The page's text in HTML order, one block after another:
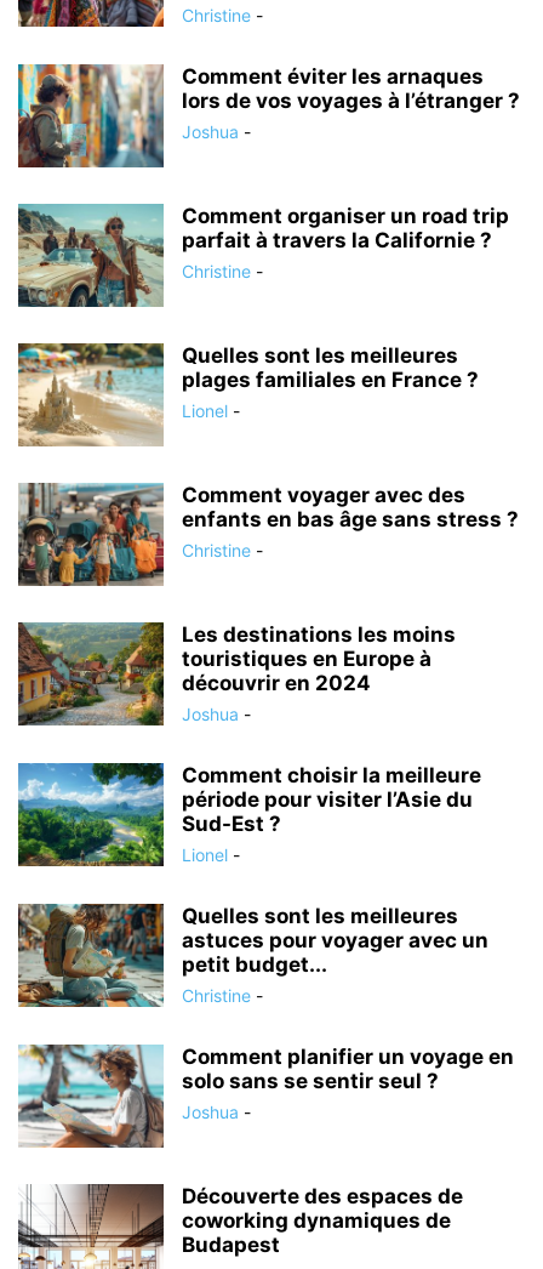
Christine -
Comment éviter les arnaques
lors de vos voyages à l’étranger ?
Joshua -
Comment organiser un road trip
parfait à travers la Californie ?
Christine -
Quelles sont les meilleures
plages familiales en France ?
Lionel -
Comment voyager avec des
enfants en bas âge sans stress ?
Christine -
Les destinations les moins
touristiques en Europe à
découvrir en 2024
Joshua -
Comment choisir la meilleure
période pour visiter l’Asie du
Sud-Est ?
Lionel -
Quelles sont les meilleures
astuces pour voyager avec un
petit budget...
Christine -
Comment planifier un voyage en
solo sans se sentir seul ?
Joshua -
Découverte des espaces de
coworking dynamiques de
Budapest